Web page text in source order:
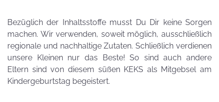
Bezüglich der Inhaltsstoffe musst Du Dir keine Sorgen
machen. Wir verwenden, soweit möglich, ausschließlich
regionale und nachhaltige Zutaten. Schließlich verdienen
unsere Kleinen nur das Beste! So sind auch andere
Eltern sind von diesem süßen KEKS als Mitgebsel am
Kindergeburtstag begeistert.